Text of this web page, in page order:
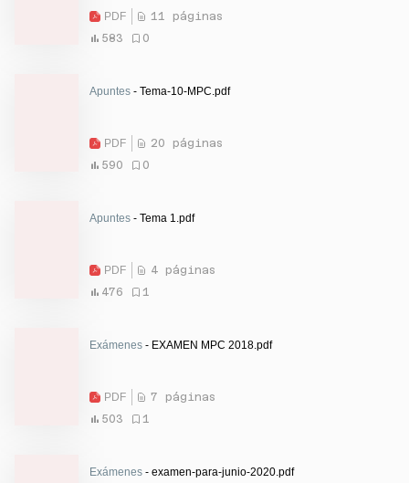
PDF
11 páginas
583
0
Apuntes - Tema-10-MPC.pdf
PDF
20 páginas
590
0
Apuntes - Tema 1.pdf
PDF
4 páginas
476
1
Exámenes - EXAMEN MPC 2018.pdf
PDF
7 páginas
503
1
Exámenes - examen-para-junio-2020.pdf